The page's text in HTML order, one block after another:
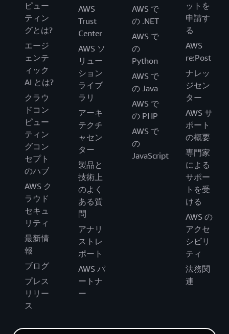
ピュー
ティン
グとは?
エージ
ェンテ
ィック
AI とは?
クラウ
ドコン
ピュー
ティン
グコン
セプト
のハブ
AWS ク
ラウド
セキュ
リティ
最新情
報
ブログ
プレス
リリー
ス
AWS
Trust
Center
AWS ソ
リュー
ション
ライブ
ラリ
アーキ
テクチ
ャセン
ター
製品と
技術上
のよく
ある質
問
アナリ
ストレ
ポート
AWS パ
ートナ
ー
AWS で
の .NET
AWS で
の
Python
AWS で
の Java
AWS で
の PHP
AWS で
の
JavaScript
ットを
申請す
る
AWS
re:Post
ナレッ
ジセン
ター
AWS サ
ポート
の概要
専門家
による
サポー
トを受
ける
AWS の
アクセ
シビリ
ティ
法務関
連